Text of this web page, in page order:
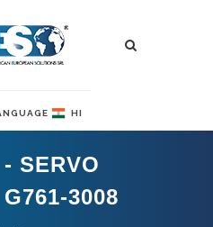
HI
SERVO
3008